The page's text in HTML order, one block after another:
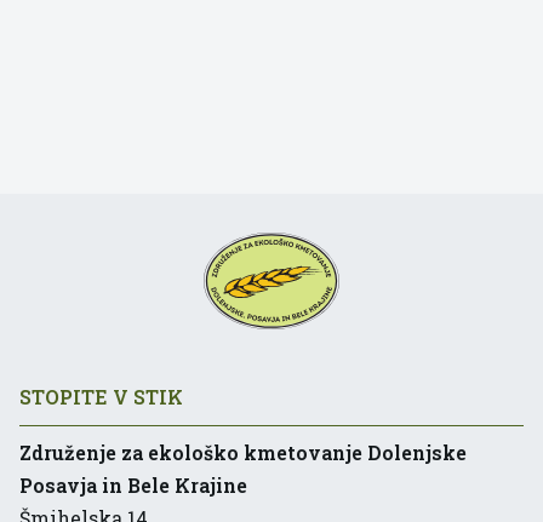
STOPITE V STIK
Združenje za ekološko kmetovanje Dolenjske
Posavja in Bele Krajine